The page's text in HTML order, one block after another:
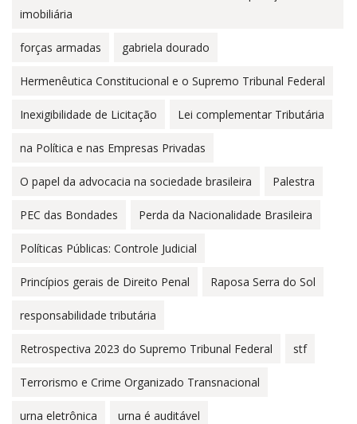
imobiliária
forças armadas gabriela dourado
Hermenêutica Constitucional e o Supremo Tribunal Federal
Inexigibilidade de Licitação Lei complementar Tributária
na Política e nas Empresas Privadas
O papel da advocacia na sociedade brasileira Palestra
PEC das Bondades Perda da Nacionalidade Brasileira
Políticas Públicas: Controle Judicial
Princípios gerais de Direito Penal Raposa Serra do Sol
responsabilidade tributária
Retrospectiva 2023 do Supremo Tribunal Federal stf
Terrorismo e Crime Organizado Transnacional
urna eletrônica urna é auditável